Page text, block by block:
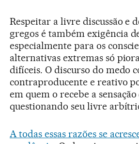
Respeitar a livre discussão e
gregos é também exigência
especialmente para os
alternativas extremas só
difíceis. O discurso do medo
contraproducente e reativo
em quem o recebe a sensação
questionando seu livre
A todas essas razões se